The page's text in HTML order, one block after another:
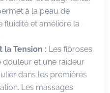
à la peau de
fluidité et améliore la
la Tension : Les fibroses
douleur et une raideur
dans les premières
Les massages